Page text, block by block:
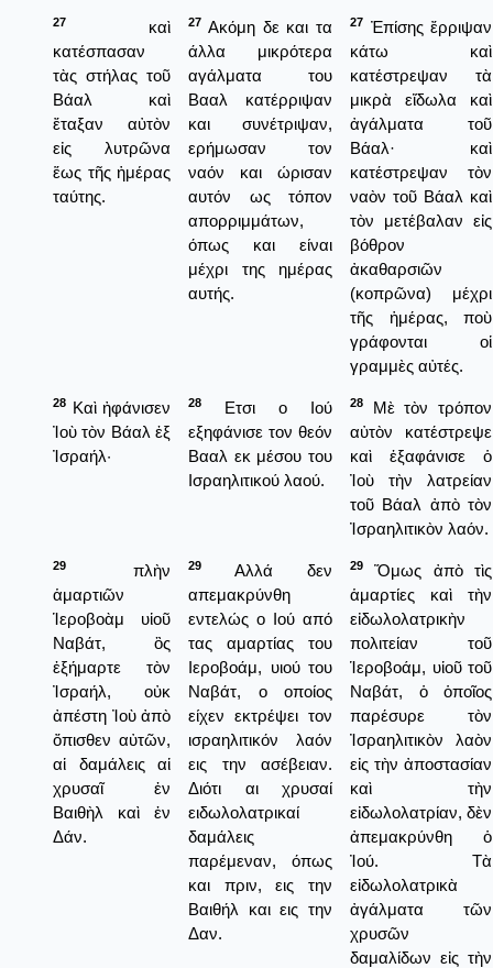
27
καὶ
κατέσπασαν
τὰς στήλας τοῦ
Βάαλ καὶ
ἔταξαν αὐτὸν
εἰς λυτρῶνα
ἕως τῆς ἡμέρας
ταύτης.
27 Ακόμη δε και τα
άλλα μικρότερα
αγάλματα του
Βααλ κατέρριψαν
και συνέτριψαν,
ερήμωσαν τον
ναόν και ώρισαν
αυτόν ως τόπον
απορριμμάτων,
όπως και είναι
μέχρι της ημέρας
αυτής.
27 Ἐπίσης ἔρριψαν
κάτω καὶ
κατέστρεψαν τὰ
μικρὰ εἴδωλα καὶ
ἀγάλματα τοῦ
Βάαλ· καὶ
κατέστρεψαν τὸν
ναὸν τοῦ Βάαλ καὶ
τὸν μετέβαλαν εἰς
βόθρον
ἀκαθαρσιῶν
(κοπρῶνα) μέχρι
τῆς ἡμέρας, ποὺ
γράφονται οἱ
γραμμὲς αὐτές.
28 Καὶ ἠφάνισεν
Ἰοὺ τὸν Βάαλ ἐξ
Ἰσραήλ·
28
Ετσι ο Ιού
εξηφάνισε τον θεόν
Βααλ εκ μέσου του
Ισραηλιτικού λαού.
28
Μὲ τὸν τρόπον
αὐτὸν κατέστρεψε
καὶ ἑξαφάνισε ὁ
Ἰοὺ τὴν λατρείαν
τοῦ Βάαλ ἀπὸ τὸν
Ἰσραηλιτικὸν λαόν.
29
πλὴν
ἁμαρτιῶν
Ἱεροβοὰμ υἱοῦ
Ναβάτ, ὃς
ἐξήμαρτε τὸν
Ἰσραήλ, οὐκ
ἀπέστη Ἰοὺ ἀπὸ
ὄπισθεν αὐτῶν,
αἱ δαμάλεις αἱ
χρυσαῖ ἐν
Βαιθὴλ καὶ ἐν
Δάν.
29
Αλλά δεν
απεμακρύνθη
εντελώς ο Ιού από
τας αμαρτίας του
Ιεροβοάμ, υιού του
Ναβάτ, ο οποίος
είχεν εκτρέψει τον
ισραηλιτικόν λαόν
εις την ασέβειαν.
Διότι αι χρυσαί
ειδωλολατρικαί
δαμάλεις
παρέμεναν, όπως
και πριν, εις την
Βαιθήλ και εις την
Δαν.
29
Ὅμως ἀπὸ τὶς
ἁμαρτίες καὶ τὴν
εἰδωλολατρικὴν
πολιτείαν τοῦ
Ἱεροβοάμ, υἱοῦ τοῦ
Ναβάτ, ὁ ὁποῖος
παρέσυρε τὸν
Ἰσραηλιτικὸν λαὸν
εἰς τὴν ἀποστασίαν
καὶ τὴν
εἰδωλολατρίαν, δὲν
ἀπεμακρύνθη ὁ
Ἰού. Τὰ
εἰδωλολατρικὰ
ἀγάλματα τῶν
χρυσῶν
δαμαλίδων εἰς τὴν